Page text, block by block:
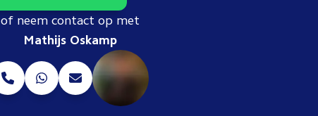
of neem contact op met
Mathijs Oskamp